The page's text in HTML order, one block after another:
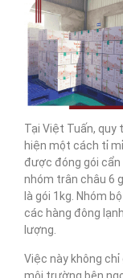
Tại Việt Tuấn, quy
hiện một cách tỉ
được đóng gói
nhóm trân châu 6
là gói 1kg. Nhóm
các hàng đông
lượng.
Việc này không
môi trường bên